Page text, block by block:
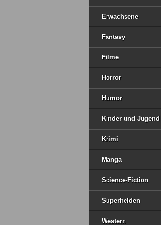
Erwachsene
Fantasy
Filme
Horror
Humor
Kinder und Jugend
Krimi
Manga
Science-Fiction
Superhelden
Western